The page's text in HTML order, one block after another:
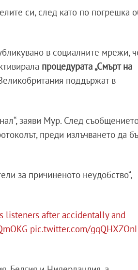
си, след като по погрешка
в социалните мрежи,
процедурата „Смърт на
поддържат в
заяви Мур. След
преди излъчването да
за причиненото неудобство“,
listeners after accidentally and
pic.twitter.com/